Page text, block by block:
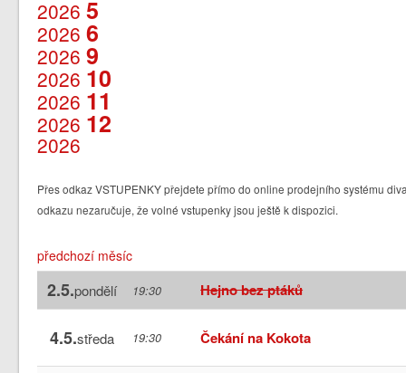
2026 5
2026 6
2026 9
2026 10
2026 11
2026 12
2026
Přes odkaz VSTUPENKY přejdete přímo do online prodejního systému
odkazu nezaručuje, že volné vstupenky jsou ještě k dispozici.
předchozí měsíc
2.5.pondělí 19:30 Hejno bez ptáků
4.5.středa 19:30 Čekání na Kokota